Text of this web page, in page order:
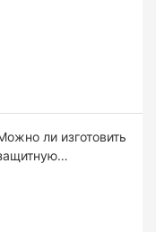
ли изготовить